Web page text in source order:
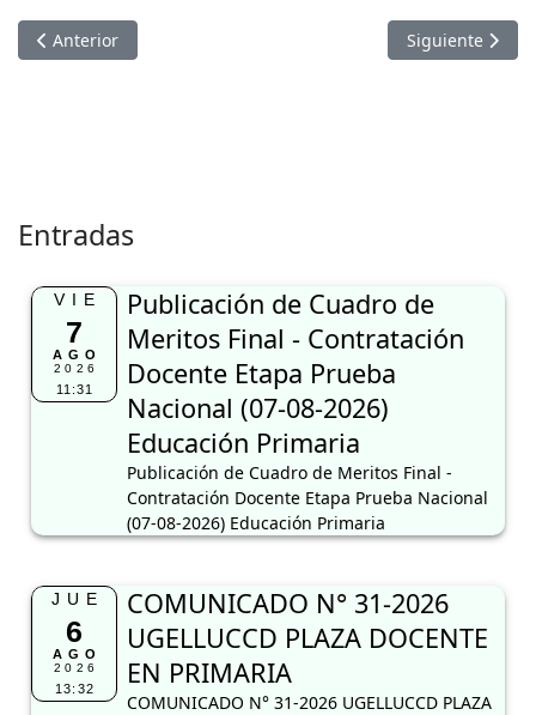
Artículo anterior: PULICACIÓN DE RESULTADOS
Anterior Artículo
Siguiente
Entradas
VIE
7
AGO
2026
11:31
Publicación de Cuadro de
Meritos Final - Contratación
Docente Etapa Prueba
Nacional (07-08-2026)
Educación Primaria
Publicación de Cuadro de Meritos Final -
Contratación Docente Etapa Prueba Nacional
(07-08-2026) Educación Primaria
JUE
6
AGO
2026
13:32
COMUNICADO N° 31-2026
UGELLUCCD PLAZA DOCENTE
EN PRIMARIA
COMUNICADO N° 31-2026 UGELLUCCD PLAZA